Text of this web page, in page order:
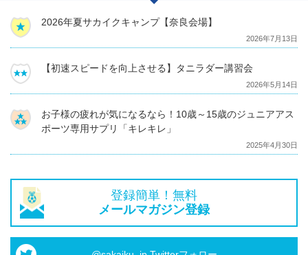
2026年夏サカイクキャンプ【奈良会場】
2026年7月13日
【初速スピードを向上させる】タニラダー講習会
2026年5月14日
お子様の疲れが気になるなら！10歳～15歳のジュニアアス
ポーツ専用サプリ「キレキレ」
2025年4月30日
登録簡単！無料
メールマガジン登録